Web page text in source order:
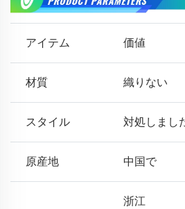
アイテム 価値
材質 織りない
スタイル 対処しまし
原産地 中国で
浙江